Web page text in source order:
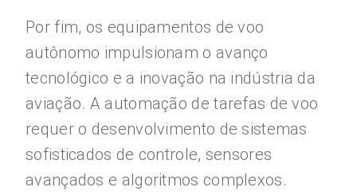
Por fim, os equipamentos de voo
autônomo impulsionam o avanço
tecnológico e a inovação na indústria da
aviação. A automação de tarefas de voo
requer o desenvolvimento de sistemas
sofisticados de controle, sensores
avançados e algoritmos complexos.